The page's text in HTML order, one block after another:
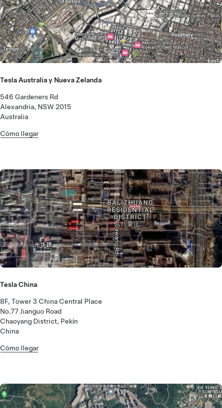
Tesla Australia y Nueva Zelanda
546 Gardeners Rd
Alexandria, NSW 2015
Australia
Cómo llegar
Tesla China
8F, Tower 3 China Central Place
No.77 Jianguo Road
Chaoyang District, Pekín
China
Cómo llegar